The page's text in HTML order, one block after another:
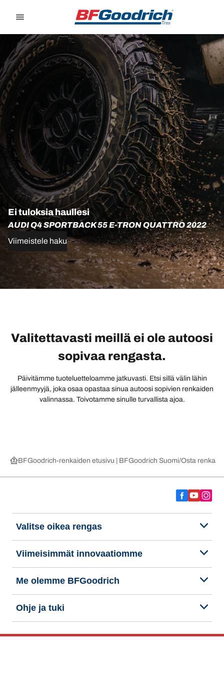
Ei tuloksia haullesi
AUDI Q4 SPORTBACK 55 E-TRON QUATTRO 2022
Viimeistele haku
Valitettavasti meillä ei ole autoosi
sopivaa rengasta.
Päivitämme tuoteluetteloamme jatkuvasti. Etsi sillä välin lähin
jälleenmyyjä, joka osaa opastaa sinua autoosi sopivien renkaiden
valinnassa. Toivotamme sinulle turvallista ajoa.
BFGoodrich-renkaiden etusivu | BFGoodrich Suomi Osta renkaat
Valitse oikea rengas
Viimeisimmät innovaatiomme
Me olemme BFGoodrich
Ohje ja tuki